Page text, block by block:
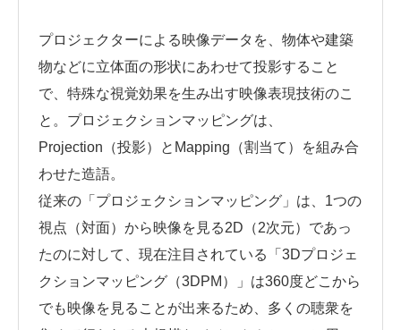
プロジェクターによる映像データを、物体や建築
物などに立体面の形状にあわせて投影すること
で、特殊な視覚効果を生み出す映像表現技術のこ
と。プロジェクションマッピングは、
Projection（投影）とMapping（割当て）を組み合
わせた造語。
従来の「プロジェクションマッピング」は、1つの
視点（対面）から映像を見る2D（2次元）であっ
たのに対して、現在注目されている「3Dプロジェ
クションマッピング（3DPM）」は360度どこから
でも映像を見ることが出来るため、多くの聴衆を